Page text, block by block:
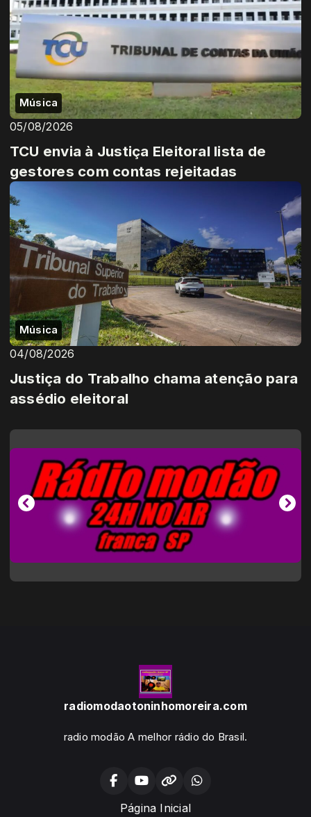
Música
05/08/2026
TCU envia à Justiça Eleitoral lista de
gestores com contas rejeitadas
Música
04/08/2026
Justiça do Trabalho chama atenção para
assédio eleitoral
radiomodaotoninhomoreira.com
radio modão A melhor rádio do Brasil.
Página Inicial